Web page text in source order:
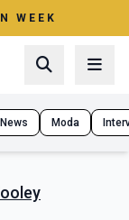
WEEK
Moda